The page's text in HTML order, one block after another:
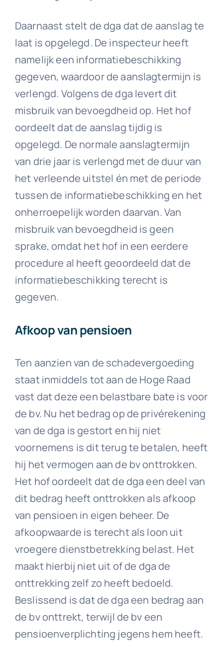
Daarnaast stelt de dga dat de aanslag te
laat is opgelegd. De inspecteur heeft
namelijk een informatiebeschikking
gegeven, waardoor de aanslagtermijn is
verlengd. Volgens de dga levert dit
misbruik van bevoegdheid op. Het hof
oordeelt dat de aanslag tijdig is
opgelegd. De normale aanslagtermijn
van drie jaar is verlengd met de duur van
het verleende uitstel én met de periode
tussen de informatiebeschikking en het
onherroepelijk worden daarvan. Van
misbruik van bevoegdheid is geen
sprake, omdat het hof in een eerdere
procedure al heeft geoordeeld dat de
informatiebeschikking terecht is
gegeven.
Afkoop van pensioen
Ten aanzien van de schadevergoeding
staat inmiddels tot aan de Hoge Raad
vast dat deze een belastbare bate is voor
de bv. Nu het bedrag op de privérekening
van de dga is gestort en hij niet
voornemens is dit terug te betalen, heeft
hij het vermogen aan de bv onttrokken.
Het hof oordeelt dat de dga een deel van
dit bedrag heeft onttrokken als afkoop
van pensioen in eigen beheer. De
afkoopwaarde is terecht als loon uit
vroegere dienstbetrekking belast. Het
maakt hierbij niet uit of de dga de
onttrekking zelf zo heeft bedoeld.
Beslissend is dat de dga een bedrag aan
de bv onttrekt, terwijl de bv een
pensioenverplichting jegens hem heeft.